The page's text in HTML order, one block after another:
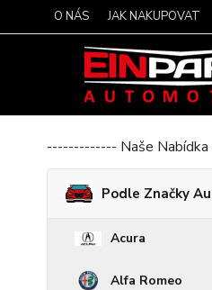
O NÁS JAK NAKUPOVAT
------------- Naše
Podle Značky
Acura
Alfa Romeo